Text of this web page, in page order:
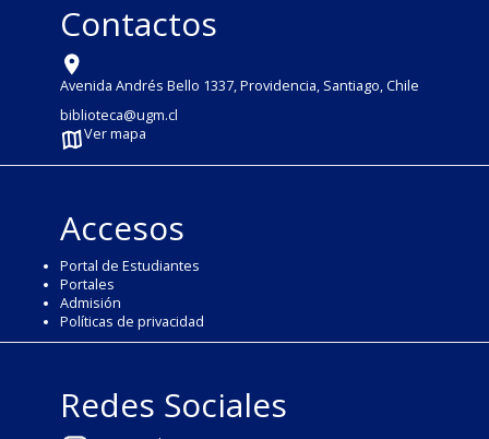
Contactos
Avenida Andrés Bello 1337, Providencia, Santiago, Chile
biblioteca@ugm.cl
Ver mapa
Accesos
Portal de Estudiantes
Portales
Admisión
Políticas de privacidad
Redes Sociales